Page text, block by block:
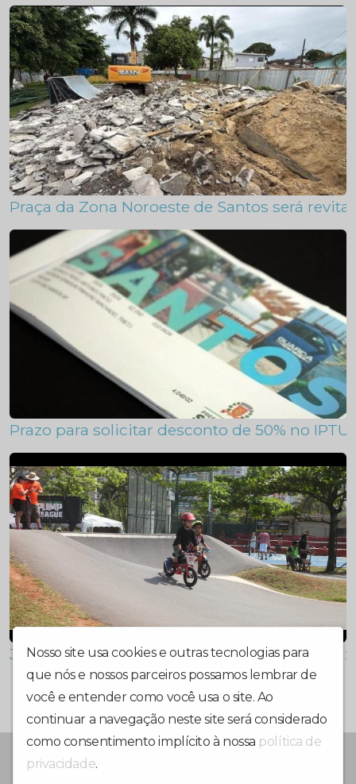
Praça da Zona Noroeste de Santos será
Prazo para solicitar desconto de 50% no
Já começou a transformação da Praça da
Nosso site usa cookies e outras tecnologias para
que nós e nossos parceiros possamos lembrar de
você e entender como você usa o site. Ao
continuar a navegação neste site será considerado
como consentimento implícito à nossa política de
privacidade.
PORTAL DE NOTICIAS, JORNAL, RÁDIO E TV